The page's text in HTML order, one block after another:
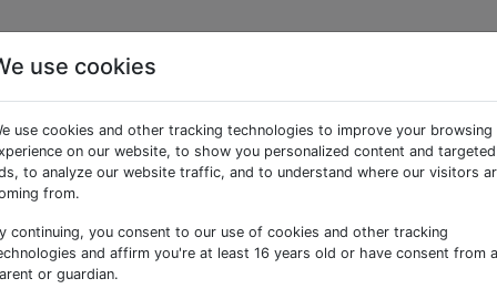
«intergalactic-space»
al di fuori delle galassie - molto oltre i bordi più lontani
loro? Esistono stelle singole, prive di galassie,
contenuto più basso che altrove di idrogeno libero
use cookies
use cookies and other tracking technologies to improve your browsing
on our website, to show you personalized content and targeted
to analyze our website traffic, and to understand where our visitors
from.
continuing, you consent to our use of cookies and other tracking
and affirm you're at least 16 years old or have consent from a
or guardian.